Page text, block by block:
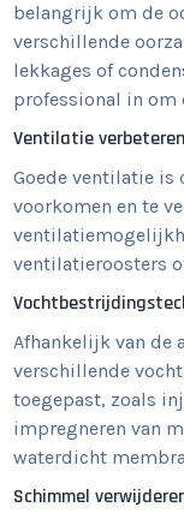
belangrijk om de
verschillende
lekkages of
professional in om
Ventilatie verbeteren
Goede ventilatie
voorkomen en te
ventilatieroosters
Afhankelijk van de
verschillende
toegepast, zoals
impregneren van
waterdicht
Schimmel